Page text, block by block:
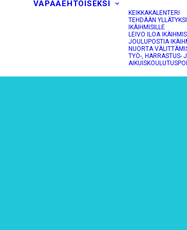
VAPAAEHTOISEKSI
KEIKKAKALENTERI
TEHDÄÄN
IKÄIHMISILLE
LEIVO ILOA
JOULUPOSTIA
NUORTA
TYÖ-, HARRASTUS-